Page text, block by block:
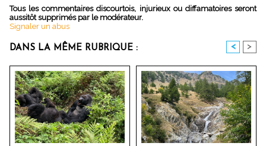
Tous les commentaires discourtois, injurieux ou diffamatoires seront
aussitôt supprimés par le modérateur.
Signaler un abus
DANS LA MÊME RUBRIQUE : < >